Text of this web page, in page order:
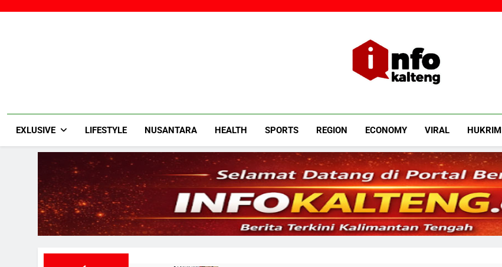
Infokalteng
EXLUSIVE LIFESTYLE NUSANTARA HEALTH SPORTS REGION ECONOMY VIRAL HUKRIM